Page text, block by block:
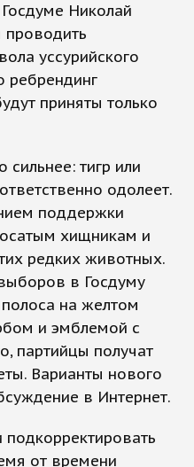
Николай
проводить
уссурийского
ребрендинг
приняты только
сильнее: тигр или
одолеет.
поддержки
хищникам и
редких животных.
в Госдуму
на желтом
и эмблемой с
партийцы получат
Варианты нового
в Интернет.
от времени